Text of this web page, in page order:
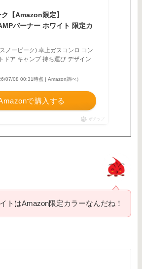
【Amazon限定】
バーナー ホワイト 限定カ
ノーピーク) 卓上ガスコンロ コン
ドア キャンプ 持ち運び デザイン
07/08 00:31時点 | Amazon調べ）
で購入する
ポチップ
トはAmazon限定カラーなんだね！